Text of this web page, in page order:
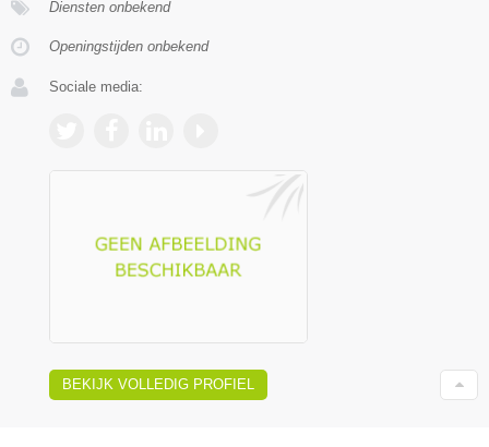
Diensten onbekend
Openingstijden onbekend
Sociale media:
BEKIJK VOLLEDIG PROFIEL